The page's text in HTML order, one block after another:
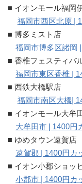
■ イオンモール福岡
福岡市西区北原 |
■ 博多ミスト店
福岡市博多区諸岡
■ 香椎フェスティバ
福岡市東区香椎 |
■ 西鉄大橋駅店
福岡市南区大橋|
■ イオンモール大牟
大牟田市 | 1400円
■ ゆめタウン遠賀店
遠賀郡 | 1400円カ
■ イオン小郡ショッ
小郡市 | 1400円カ